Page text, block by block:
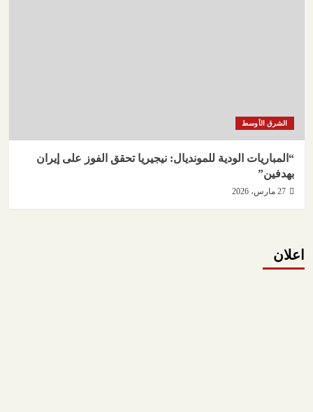
الشرق الأوسط
“المباريات الودية للمونديال: نيجيريا تحقق الفوز على إيران
بهدفين”
27 مارس، 2026
اعلان